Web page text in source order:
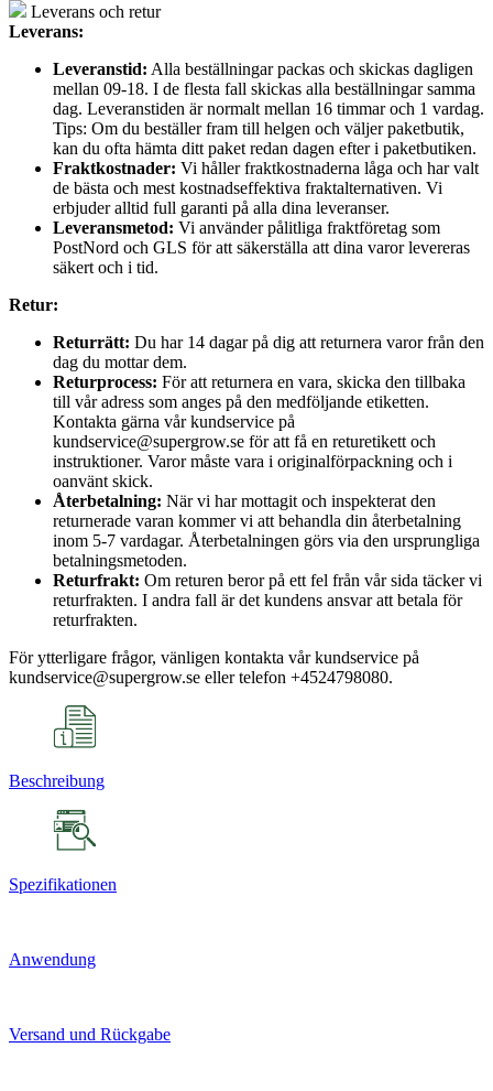
Leverans och retur
Leverans:
Leveranstid: Alla beställningar packas och skickas dagligen
mellan 09-18. I de flesta fall skickas alla beställningar samma
dag. Leveranstiden är normalt mellan 16 timmar och 1 vardag.
Tips: Om du beställer fram till helgen och väljer paketbutik,
kan du ofta hämta ditt paket redan dagen efter i paketbutiken.
Fraktkostnader: Vi håller fraktkostnaderna låga och har valt
de bästa och mest kostnadseffektiva fraktalternativen. Vi
erbjuder alltid full garanti på alla dina leveranser.
Leveransmetod: Vi använder pålitliga fraktföretag som
PostNord och GLS för att säkerställa att dina varor levereras
säkert och i tid.
Retur:
Returrätt: Du har 14 dagar på dig att returnera varor från den
dag du mottar dem.
Returprocess: För att returnera en vara, skicka den tillbaka
till vår adress som anges på den medföljande etiketten.
Kontakta gärna vår kundservice på
kundservice@supergrow.se för att få en returetikett och
instruktioner. Varor måste vara i originalförpackning och i
oanvänt skick.
Återbetalning: När vi har mottagit och inspekterat den
returnerade varan kommer vi att behandla din återbetalning
inom 5-7 vardagar. Återbetalningen görs via den ursprungliga
betalningsmetoden.
Returfrakt: Om returen beror på ett fel från vår sida täcker vi
returfrakten. I andra fall är det kundens ansvar att betala för
returfrakten.
För ytterligare frågor, vänligen kontakta vår kundservice på
kundservice@supergrow.se eller telefon +4524798080.
Beschreibung
Spezifikationen
Anwendung
Versand und Rückgabe